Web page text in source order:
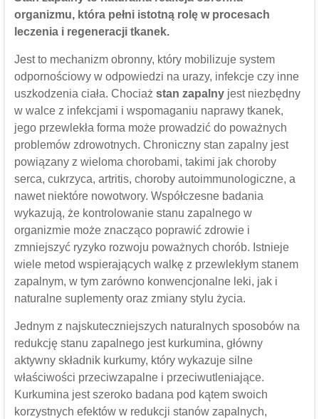
organizmu, która pełni istotną rolę w procesach
leczenia i regeneracji tkanek.
Jest to mechanizm obronny, który mobilizuje system
odpornościowy w odpowiedzi na urazy, infekcje czy inne
uszkodzenia ciała. Chociaż stan zapalnyjest niezbędny
w walce z infekcjami i wspomaganiu naprawy tkanek,
jego przewlekła forma może prowadzić do poważnych
problemów zdrowotnych. Chroniczny stan zapalny jest
powiązany z wieloma chorobami, takimi jak choroby
serca, cukrzyca, artritis, choroby autoimmunologiczne, a
nawet niektóre nowotwory. Współczesne badania
wykazują, że kontrolowanie stanu zapalnego w
organizmie może znacząco poprawić zdrowie i
zmniejszyć ryzyko rozwoju poważnych chorób. Istnieje
wiele metod wspierających walkę z przewlekłym stanem
zapalnym, w tym zarówno konwencjonalne leki, jak i
naturalne suplementy oraz zmiany stylu życia.
Jednym z najskuteczniejszych naturalnych sposobów na
redukcję stanu zapalnego jest kurkumina, główny
aktywny składnik kurkumy, który wykazuje silne
właściwości przeciwzapalne i przeciwutleniające.
Kurkumina jest szeroko badana pod kątem swoich
korzystnych efektów w redukcji stanów zapalnych,